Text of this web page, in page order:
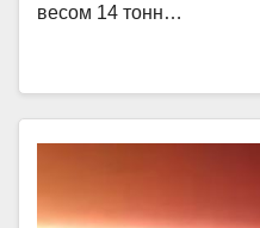
весом 14 тонн…